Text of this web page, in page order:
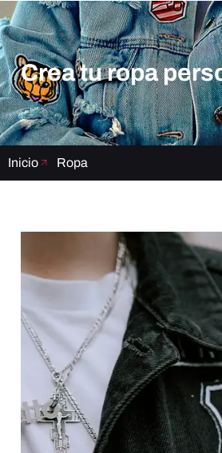
Crea tu ropa
Inicio Ropa